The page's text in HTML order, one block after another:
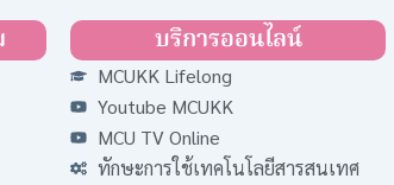
บริการออนไลน์
MCUKK Lifelong
Youtube MCUKK
MCU TV Online
ทักษะการใช้เทคโนโลยีสารสนเทศ